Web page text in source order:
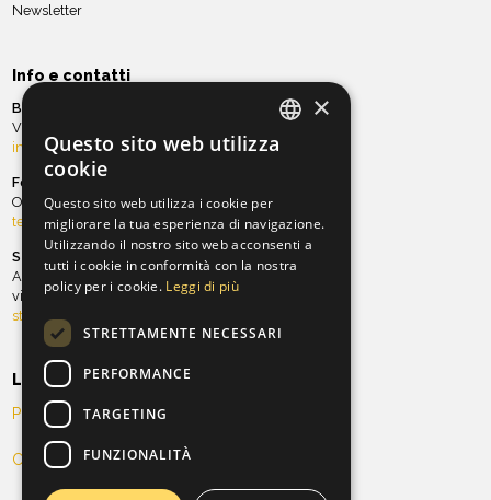
Newsletter
Info e contatti
Biglietteria
Via Ghibellina, 97 | Tel. 055 21.23.20
info@teatroverdionline.it
Fondazione ORT
Ospitalità e sala Teatro Verdi
teatro@orchestradellatoscana.it
Stagione teatrale
Antico Teatro Pagliano
via Ghibellina, 101 | Tel. 055 21.34.96
stagioneteatrale@teatroverdionline.it
Legal
Privacy Policy
Cookie Policy
×
Questo sito web utilizza
cookie
Questo sito web utilizza i cookie per
migliorare la tua esperienza di navigazione.
Utilizzando il nostro sito web acconsenti a
tutti i cookie in conformità con la nostra
policy per i cookie. Leggi di più
STRETTAMENTE NECESSARI
PERFORMANCE
TARGETING
FUNZIONALITÀ